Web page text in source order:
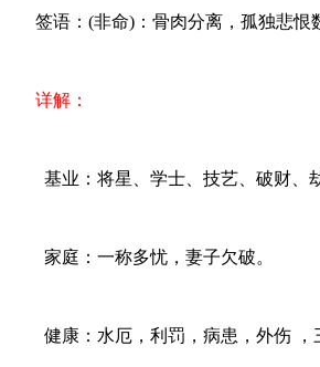
签语：(非命)：骨肉分离，孤独悲恨
详解：
基业：将星、学士、技艺、破财、劫
家庭：一称多忧，妻子欠破。
健康：水厄，利罚，病患，外伤 ，